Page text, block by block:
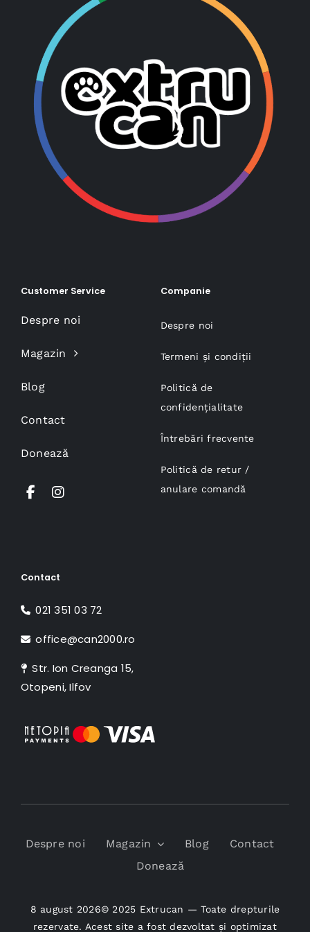
Customer Service
Despre noi
Magazin
Blog
Contact
Donează
Companie
Despre noi
Termeni și condiții
Politică de
confidențialitate
Întrebări frecvente
Politică de retur /
anulare comandă
Contact
021 351 03 72
office@can2000.ro
Str. Ion Creanga 15,
Otopeni, Ilfov
Despre noi Magazin Blog
Contact
Donează
8 august 2026© 2025 Extrucan — Toate drepturile
rezervate. Acest site a fost dezvoltat și optimizat